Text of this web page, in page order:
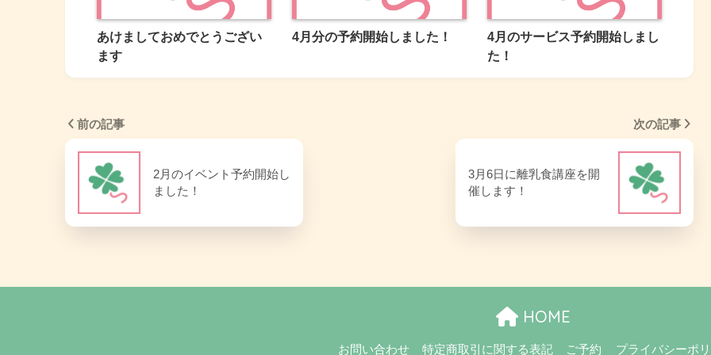
あけましておめでとうござい
ます
4月分の予約開始しました！
4月のサービス予約開始しまし
た！
前の記事
2月のイベント予約開始し
ました！
次の記事
3月6日に離乳食講座を開
催します！
HOME
お問い合わせ 特定商取引に関する表記 ご予約 プライバシーポ